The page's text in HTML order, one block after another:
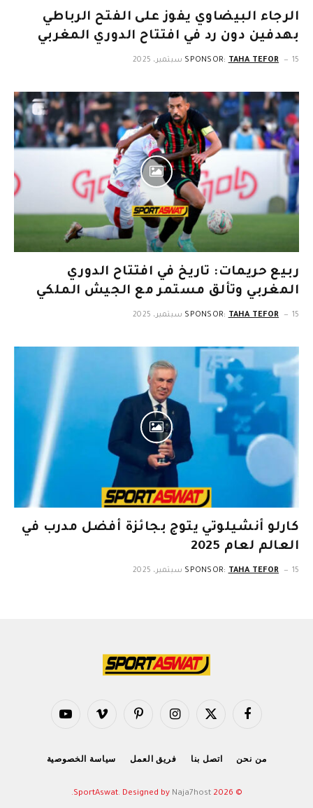
الرجاء البيضاوي يفوز على الفتح الرباطي
بهدفين دون رد في افتتاح الدوري المغربي
SPONSOR: TAHA TEFOR 15 سبتمبر، 2025
ربيع حريمات: تاريخ في افتتاح الدوري
المغربي وتألق مستمر مع الجيش الملكي
SPONSOR: TAHA TEFOR 15 سبتمبر، 2025
كارلو أنشيلوتي يتوج بجائزة أفضل مدرب في
العالم لعام 2025
SPONSOR: TAHA TEFOR 15 سبتمبر، 2025
فيسبوك X
الانستغرامبينتيريستفيميو يوتيوب
من نحن اتصل بنا فريق العمل سياسة الخصوصية
© 2026 SportAswat. Designed by
Naja7host
.